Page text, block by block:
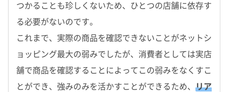
つかることも珍しくないため、ひとつの店舗に依存す
る必要がないのです。
これまで、実際の商品を確認できないことがネットシ
ョッピング最大の弱みでしたが、消費者としては実店
舗で商品を確認することによってこの弱みをなくすこ
とができ、強みのみを活かすことができるため、 リア